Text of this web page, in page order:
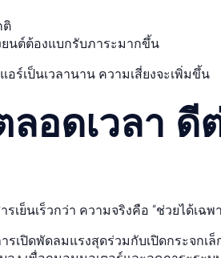
ติ
ยนต์ต้องแบกรับภาระมากขึ้น
ร์เป็นเวลานาน ความเสี่ยงจะเพิ่มขึ้น
ลอดเวลา ดี
เย็นเร็วกว่า ความจริงคือ “ช่วยได้เฉพ
เปิดพัดลมแรงสุดร่วมกับเปิดกระจกเ